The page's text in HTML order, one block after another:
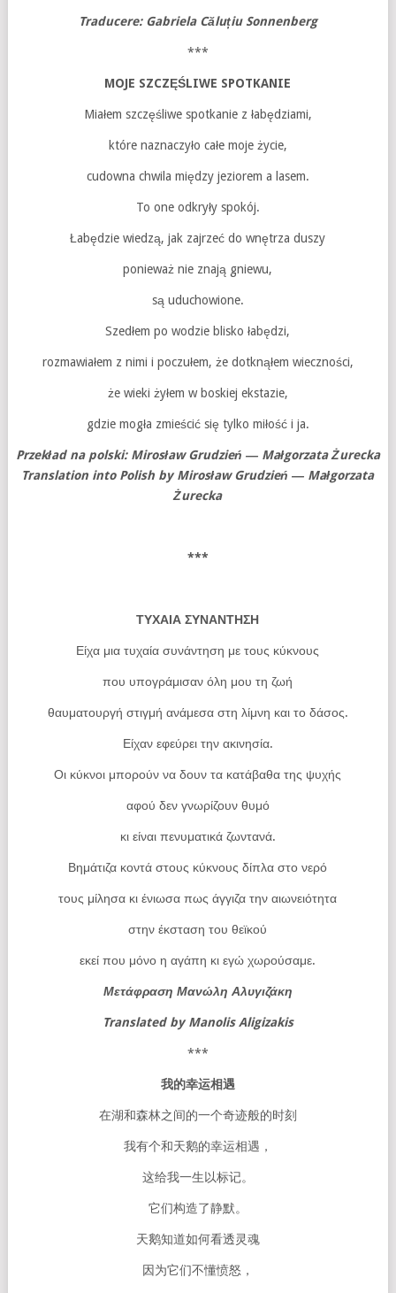
Traducere: Gabriela Căluțiu Sonnenberg
***
MOJE SZCZĘŚLIWE SPOTKANIE
Miałem szczęśliwe spotkanie z łabędziami,
które naznaczyło całe moje życie,
cudowna chwila między jeziorem a lasem.
To one odkryły spokój.
Łabędzie wiedzą, jak zajrzeć do wnętrza duszy
ponieważ nie znają gniewu,
są uduchowione.
Szedłem po wodzie blisko łabędzi,
rozmawiałem z nimi i poczułem, że dotknąłem wieczności,
że wieki żyłem w boskiej ekstazie,
gdzie mogła zmieścić się tylko miłość i ja.
Przekład na polski: Mirosław Grudzień ― Małgorzata Żurecka
Translation into Polish by Mirosław Grudzień ― Małgorzata
Żurecka
***
ΤΥΧΑΙΑ ΣΥΝΑΝΤΗΣΗ
Είχα μια τυχαία συνάντηση με τους κύκνους
που υπογράμισαν όλη μου τη ζωή
θαυματουργή στιγμή ανάμεσα στη λίμνη και το δάσος.
Είχαν εφεύρει την ακινησία.
Οι κύκνοι μπορούν να δουν τα κατάβαθα της ψυχής
αφού δεν γνωρίζουν θυμό
κι είναι πενυματικά ζωντανά.
Βημάτιζα κοντά στους κύκνους δίπλα στο νερό
τους μίλησα κι ένιωσα πως άγγιζα την αιωνειότητα
στην έκσταση του θεϊκού
εκεί που μόνο η αγάπη κι εγώ χωρούσαμε.
Μετάφραση Μανώλη Αλυγιζάκη
Translated by Manolis Aligizakis
***
我的幸运相遇
在湖和森林之间的一个奇迹般的时刻
我有个和天鹅的幸运相遇，
这给我一生以标记。
它们构造了静默。
天鹅知道如何看透灵魂
因为它们不懂愤怒，